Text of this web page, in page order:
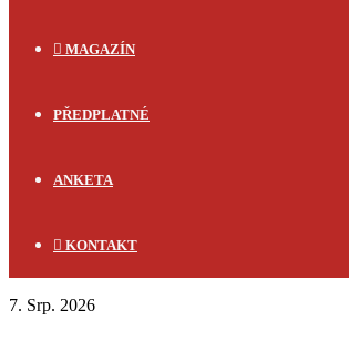
MAGAZÍN
PŘEDPLATNÉ
ANKETA
KONTAKT
7. Srp. 2026